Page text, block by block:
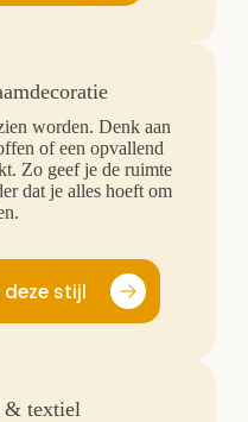
worden. Denk aan
of een opvallend
Zo geef je de ruimte
dat je alles hoeft om
stijl
& textiel